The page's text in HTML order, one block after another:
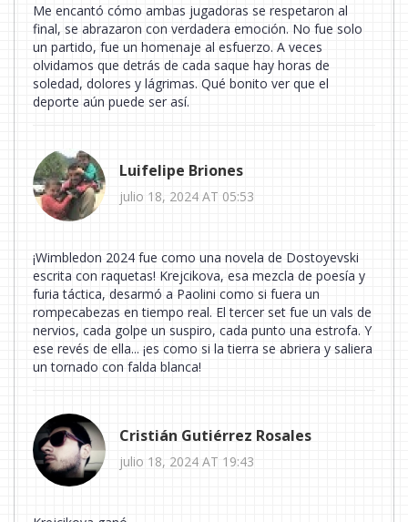
Me encantó cómo ambas jugadoras se respetaron al
final, se abrazaron con verdadera emoción. No fue solo
un partido, fue un homenaje al esfuerzo. A veces
olvidamos que detrás de cada saque hay horas de
soledad, dolores y lágrimas. Qué bonito ver que el
deporte aún puede ser así.
Luifelipe Briones
julio 18, 2024 AT 05:53
¡Wimbledon 2024 fue como una novela de Dostoyevski
escrita con raquetas! Krejcikova, esa mezcla de poesía y
furia táctica, desarmó a Paolini como si fuera un
rompecabezas en tiempo real. El tercer set fue un vals de
nervios, cada golpe un suspiro, cada punto una estrofa. Y
ese revés de ella... ¡es como si la tierra se abriera y saliera
un tornado con falda blanca!
Cristián Gutiérrez Rosales
julio 18, 2024 AT 19:43